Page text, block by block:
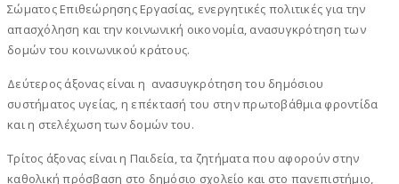
Σώματος Επιθεώρησης Εργασίας, ενεργητικές πολιτικές για την
απασχόληση και την κοινωνική οικονομία, ανασυγκρότηση των
δομών του κοινωνικού κράτους.
Δεύτερος άξονας είναι η ανασυγκρότηση του δημόσιου
συστήματος υγείας, η επέκτασή του στην πρωτοβάθμια φροντίδα
και η στελέχωση των δομών του.
Τρίτος άξονας είναι η Παιδεία, τα ζητήματα που αφορούν στην
καθολική πρόσβαση στο δημόσιο σχολείο και στο πανεπιστήμιο,